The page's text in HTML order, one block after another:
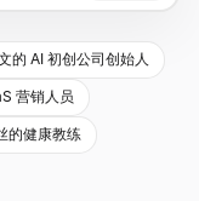
的 AI 初创公司创始人
营销人员
的健康教练